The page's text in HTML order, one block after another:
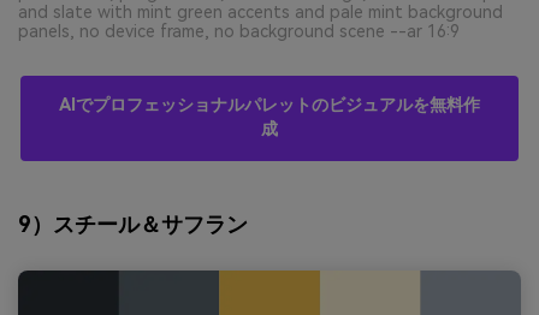
and slate with mint green accents and pale mint background
panels, no device frame, no background scene --ar 16:9
AIでプロフェッショナルパレットのビジュアルを無料作
成
9）スチール＆サフラン